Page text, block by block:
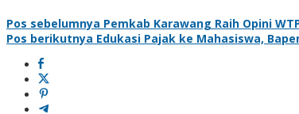
Pos sebelumnya Pemkab Karawang Raih Opini
Pos berikutnya Edukasi Pajak ke Mahasiswa,